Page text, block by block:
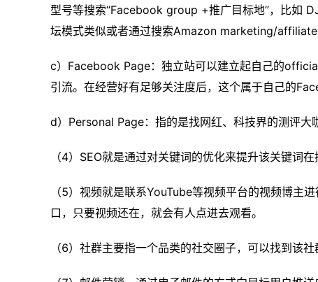
型号等搜索“Facebook group +推广目标地”，比如
坛模式类似或者通过搜索Amazon marketing/affiliate
c）Facebook Page：独立站可以建立起自己的
引流。在经营好有足够关注度后，这个属于自己的
d）Personal Page：指的是找网红、科技界的测评大
（4）SEO就是通过对关键词的优化来提升该关键词在
（5）视频就是联系YouTube等视频平台的视频博主
口，只要视频还在，就会有人点进去观看。
（6）社群主要指一个品类的社交圈子，可以找到该社